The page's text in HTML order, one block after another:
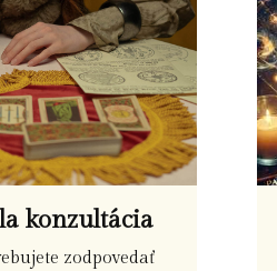
konzultácia
zodpovedať